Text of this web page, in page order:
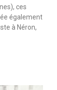
ces
également
à Néron,